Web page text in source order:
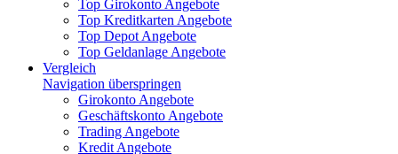
Top Girokonto Angebote
Top Kreditkarten Angebote
Top Depot Angebote
Top Geldanlage Angebote
Vergleich
Navigation überspringen
Girokonto Angebote
Geschäftskonto Angebote
Trading Angebote
Kredit Angebote